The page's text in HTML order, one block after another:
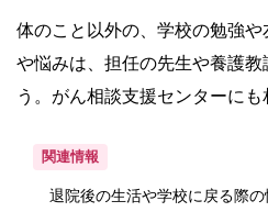
体のこと以外の、学校の勉強
や悩みは、担任の先生や養護教
う。がん相談支援センターにも
関連情報
退院後の生活や学校に戻る際の